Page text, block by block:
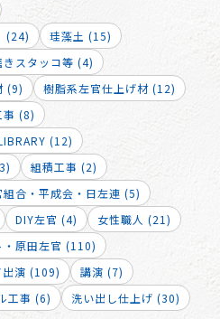
(24)
珪藻土 (15)
スタッコ等 (4)
(9)
樹脂系左官仕上げ材 (12)
事 (8)
(12)
組積工事 (2)
組合・平成会・日左連 (5)
DIY左官 (4)
女性職人 (21)
・原田左官 (110)
出演 (109)
講演 (7)
工事 (6)
洗い出し仕上げ (30)